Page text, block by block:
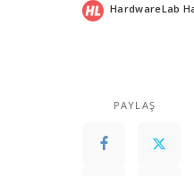
Posted
HardwareLab
PAYLAŞ